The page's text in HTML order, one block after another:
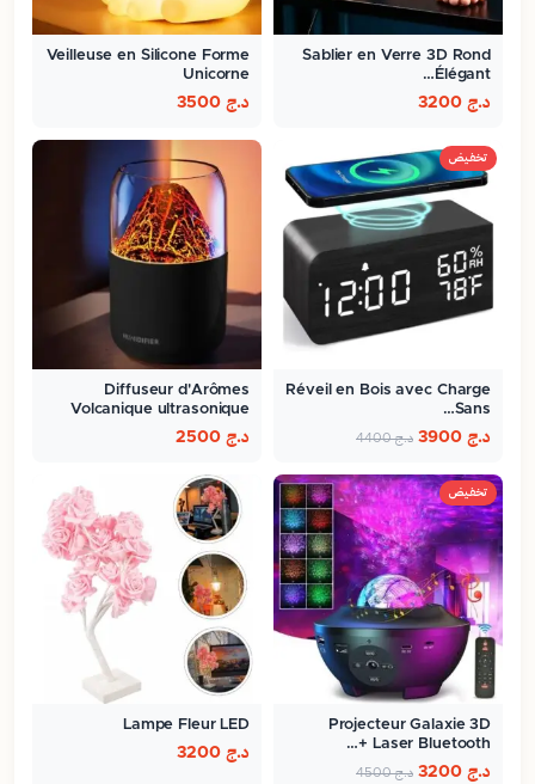
Sablier en Verre 3D Rond
Élégant…
د.ج
Veilleuse en Silicone Forme
Unicorne
د.ج
تخفيض
Réveil en Bois avec Charge
Sans…
د.ج د.ج4400
Diffuseur d'Arômes
Volcanique ultrasonique
300ml
د.ج
تخفيض
Projecteur Galaxie 3D
Laser Bluetooth +…
د.ج د.ج4500
Lampe Fleur LED
د.ج